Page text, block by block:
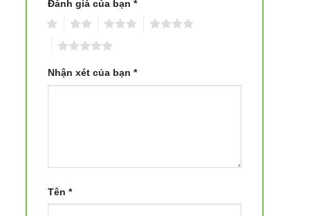
Đánh giá của bạn *
Nhận xét của bạn *
Tên *